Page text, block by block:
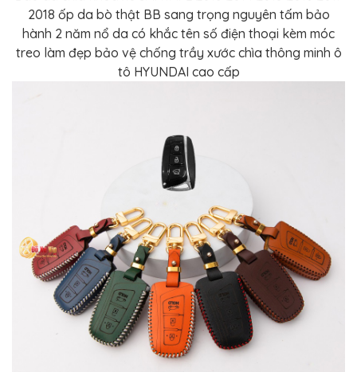
2018 ốp da bò thật BB sang trọng nguyên tấm bảo
hành 2 năm nổ da có khắc tên số điện thoại kèm móc
treo làm đẹp bảo vệ chống trầy xước chìa thông minh ô
tô HYUNDAI cao cấp